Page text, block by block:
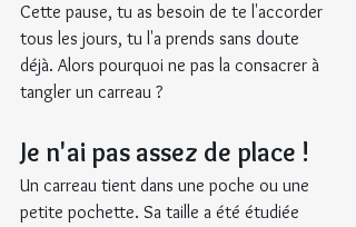
Cette pause, tu as besoin de te l'accorder
tous les jours, tu l'a prends sans doute
déjà. Alors pourquoi ne pas la consacrer à
tangler un carreau ?
Je n'ai pas assez de place !
Un carreau tient dans une poche ou une
petite pochette. Sa taille a été étudiée